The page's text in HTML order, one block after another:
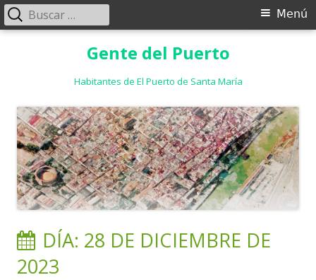
Gente del Puerto
Habitantes de El Puerto de Santa María
Menú
Menú
Buscar:
DÍA: 28 DE DICIEMBRE DE
2023